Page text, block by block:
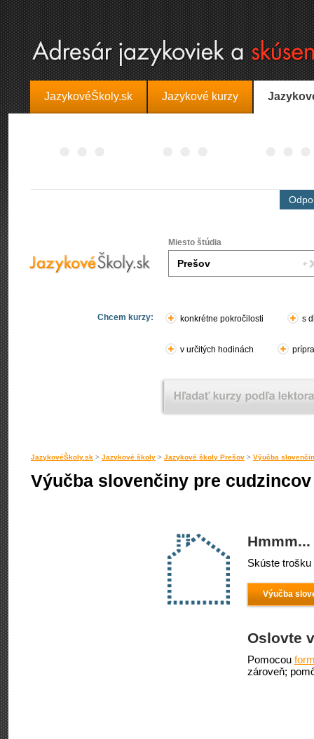
JazykovéŠkoly.sk Jazykové kurzy
Miesto štúdia
Chcem kurzy: konkrétne pokročilosti s
v určitých hodinách
JazykovéŠkoly.sk > Jazykové školy > Jazykové školy Prešov > Výučba
Výučba slovenčiny pre
Skúste
Výučba
Oslovte
Pomocou
zároveň;